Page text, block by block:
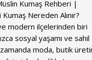
Kumaş Rehberi |
Nereden Alınır?
modern ilçelerinden biri
sosyal yaşamı ve sahil
moda, butik